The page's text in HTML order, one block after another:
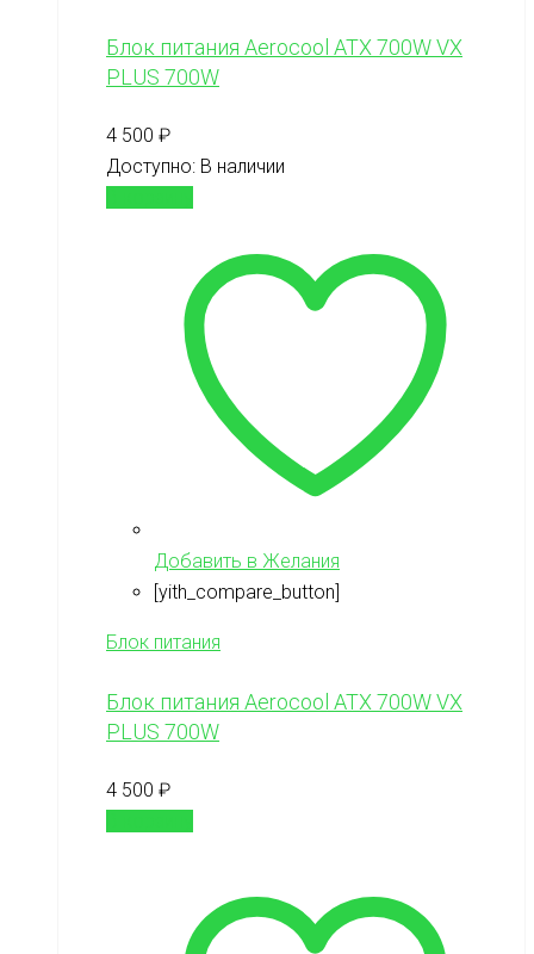
Блок питания Aerocool ATX 700W VX
PLUS 700W
4 500 ₽
Доступно: В наличии
Добавить в Желания
[yith_compare_button]
Блок питания
Блок питания Aerocool ATX 700W VX
PLUS 700W
4 500 ₽